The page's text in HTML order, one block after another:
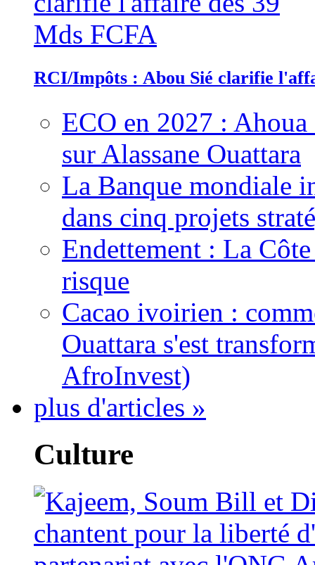
RCI/Impôts : Abou Sié clarifie
ECO en 2027 :
sur Alassane Ouattara
La Banque mondiale
dans cinq projets
Endettement : La
risque
Cacao ivoirien :
Ouattara s'est
AfroInvest)
plus d'articles »
Culture